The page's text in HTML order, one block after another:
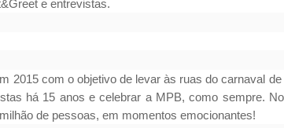
e entrevistas.
2015 com o objetivo de levar às ruas do carnaval
há 15 anos e celebrar a MPB, como sempre.
de pessoas, em momentos emocionantes!